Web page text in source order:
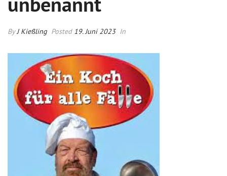
ByJ Kießling Posted 19. Juni 2023 In